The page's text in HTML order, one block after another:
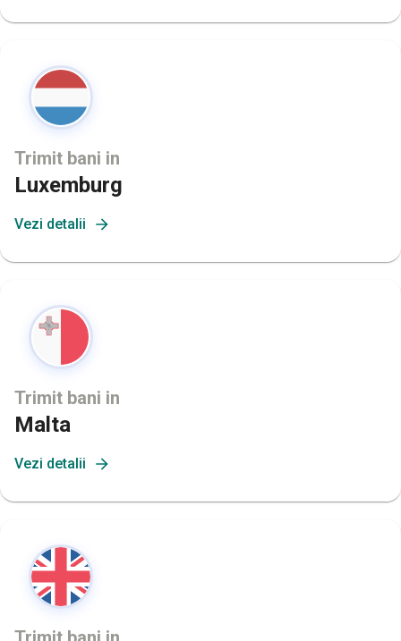
Trimit bani in
Luxemburg
Vezi detalii
Trimit bani in
Malta
Vezi detalii